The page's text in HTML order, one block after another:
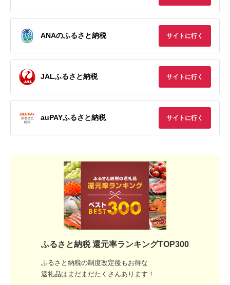
ANAのふるさと納税 サイトに行く
JALふるさと納税 サイトに行く
auPAYふるさと納税 サイトに行く
ふるさと納税 還元率ランキングTOP300
ふるさと納税の制度改定後もお得な
返礼品はまだまだたくさんあります！